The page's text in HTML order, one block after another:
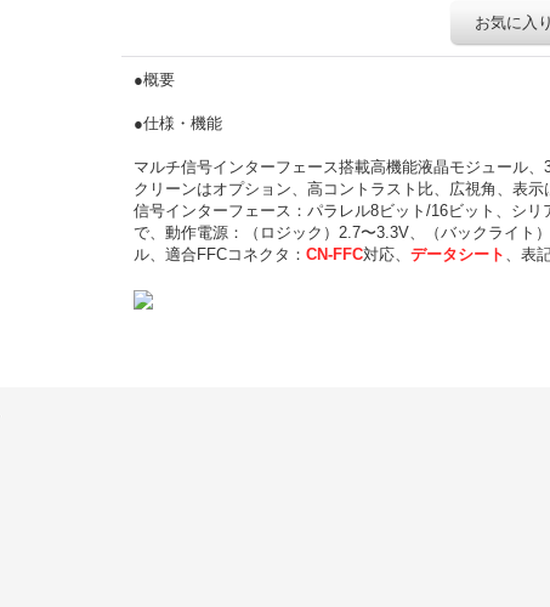
お気に入
●概要
●仕様・機能
マルチ信号インターフェース搭載高機能液晶モジュール
クリーンはオプション、高コントラスト比、広視角、表
信号インターフェース：パラレル8ビット/16ビット、シ
で、動作電源：（ロジック）2.7〜3.3V、（バックライト
ル、適合FFCコネクタ： CN-FFC対応、 データシート 、表